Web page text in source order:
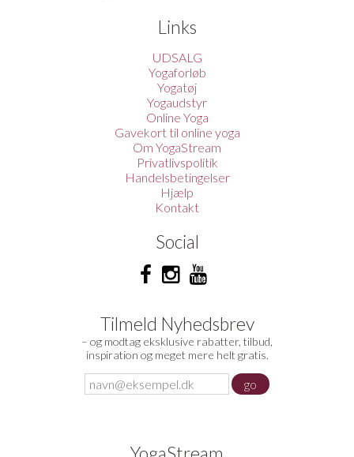
Links
UDSALG
Yogaforløb
Yogatøj
Yogaudstyr
Online Yoga
Gavekort til online yoga
Om YogaStream
Privatlivspolitik
Handelsbetingelser
Hjælp
Kontakt
Social
Tilmeld Nyhedsbrev
– og modtag eksklusive rabatter, tilbud,
inspiration og meget mere helt gratis.